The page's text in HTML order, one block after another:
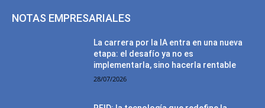
NOTAS EMPRESARIALES
La carrera por la IA entra en una nueva
etapa: el desafío ya no es
implementarla, sino hacerla rentable
28/07/2026